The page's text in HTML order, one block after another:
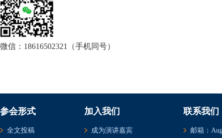
微信：18616502321（手机同号）
参会形式
全文投稿
加入我们
成为演讲嘉宾
联系我们
邮箱：